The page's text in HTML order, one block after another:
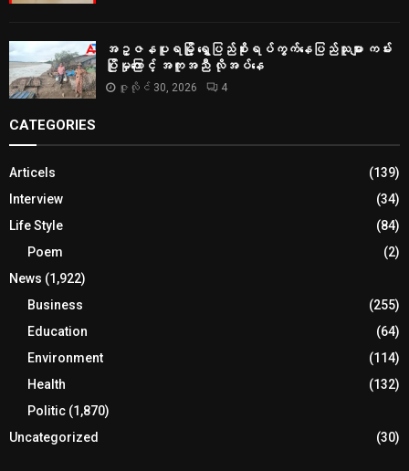
အဥ္ဇနပူရမြို့ ရွှေပြည်စိုးရပ်ကွက်နေပြည်သူများ ကမ်း
ပြိုမှုကြောင့် အကူအညီ လိုအပ်နေ
ဇူလိုင် 30, 2026 4
CATEGORIES
Articels
(139)
Interview
(34)
Life Style
(84)
Poem
(2)
News (1,922)
Business
(255)
Education
(64)
Environment
(114)
Health
(132)
Politic (1,870)
Uncategorized
(30)